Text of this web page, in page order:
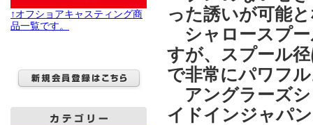
↑オフショアキャスティング商
品一覧です。
った誘いが可能
シャロースプー
すが、スプール
で非常にパワフ
アングラーズシ
イドインジャパ